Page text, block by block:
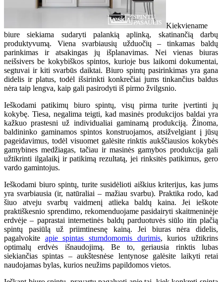
Kiekviename
biure siekiama sudaryti palankią aplinką, skatinančią darbų
produktyvumą. Viena svarbiausių užduočių – tinkamas baldų
parinkimas ir atsakingas jų išplanavimas. Nei vienas biuras
neišsivers be kokybiškos spintos, kurioje bus laikomi dokumentai,
segtuvai ir kiti svarbūs daiktai. Biuro spintų pasirinkimas yra gana
didelis ir platus, todėl išsirinkti konkrečiai jums tinkančius baldus
nėra taip lengva, kaip gali pasirodyti iš pirmo žvilgsnio.
Ieškodami patikimų biuro spintų, visų pirma turite įvertinti jų
kokybę. Tiesa, negalima teigti, kad masinės produkcijos baldai yra
kažkuo prastesni už individualiai gaminamą produkciją. Žinoma,
baldininko gaminamos spintos konstruojamos, atsižvelgiant į jūsų
pageidavimus, todėl visuomet galėsite rinktis aukščiausios kokybės
gamybines medžiagas, tačiau ir masinės gamybos produkcija gali
užtikrinti ilgalaikį ir patikimą rezultatą, jei rinksitės patikimus, gero
vardo gamintojus.
Ieškodami biuro spintų, turite susidėlioti aiškius kriterijus, kas jums
yra svarbiausia (ir, natūraliai – mažiau svarbu). Praktika rodo, kad
šiuo atveju svarbų vaidmenį atlieka baldų kaina. Jei ieškote
praktiškesnio sprendimo, rekomenduojame pasidairyti skaitmeninėje
erdvėje – paprastai internetinės baldų parduotuvės siūlo itin plačią
spintų pasiūlą už priimtinesnę kainą. Jei biuras nėra didelis,
pagalvokite apie spintas stumdomomis durimis, kurios užtikrins
optimalų erdvės išnaudojimą. Be to, geriausia rinktis lubas
siekiančias spintas – aukštesnėse lentynose galėsite laikyti retai
naudojamas bylas, kurios neužims papildomos vietos.